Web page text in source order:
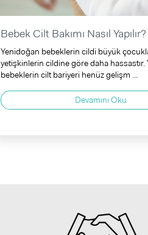
Bebek Cilt Bakımı Nasıl Yapılır?
Yenidoğan bebeklerin cildi büyük
yetişkinlerin cildine göre daha hassastır.
bebeklerin cilt bariyeri henüz gelişm ...
Devamını Oku